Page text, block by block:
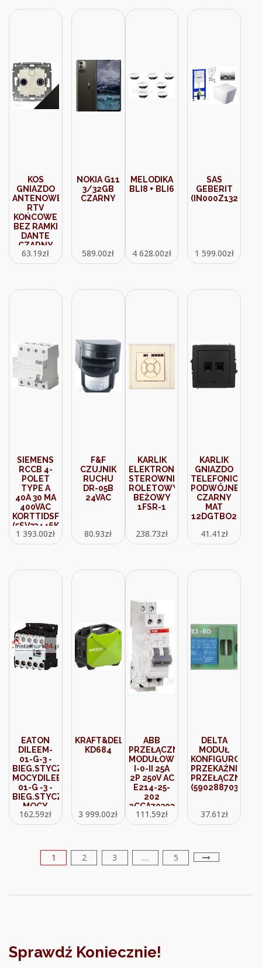
KOS
GNIAZDO
ANTENOWE
RTV
KOŃCOWE
BEZ RAMKI
DANTE
CZARNY
450973
63.19zł
NOKIA G11
3/32GB
CZARNY
589.00zł
MELODIKA
BLI8 + BLI6
4 628.00zł
SAS
GEBERIT
(IN000Z132)
1 599.00zł
SIEMENS
RCCB 4-
POLET
TYPE A
40A 30 MA
400VAC
KORTTIDSFORSINKET
(5SV33446KK01)
1 393.00zł
F&F
CZUJNIK
RUCHU
DR-05B
24VAC
80.93zł
KARLIK
ELEKTRONICZNY
STEROWNIK
ROLETOWY
BEŻOWY
1FSR-1
238.73zł
KARLIK
GNIAZDO
TELEFONICZNE
PODWÓJNE
CZARNY
MAT
12DGTBO2
41.41 zł
EATON
DILEEM-
01-G-3 -
BIEG.STYCZNIK
MOCYDILEEM-
01-G -3 -
BIEG.STYCZNIK
MOCY
(51650)
162.59zł
KRAFT&DELE
KD684
3 999.00zł
ABB
PRZEŁĄCZNIK
MODUŁOWY
I-0-II 25A
2P 250V AC
E214-25-
202
2CCA703031R0001
111.59zł
DELTA
MODUŁ
PRZEKAŹNIKA
PRZEŁĄCZN
(5902887039195)
37.61 zł
1 2 3 … 5
Sprawdź Koniecznie!